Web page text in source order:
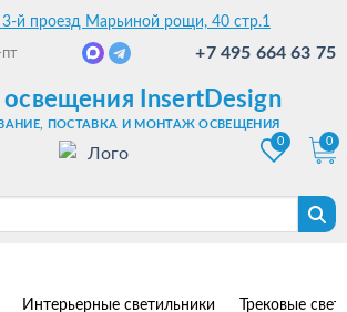
3-й проезд Марьиной рощи, 40 стр.1
пт +7 495 664 63 75
освещения InsertDesign
ПОСТАВКА И МОНТАЖ ОСВЕЩЕНИЯ
0
0
Интерьерные светильники Трековые